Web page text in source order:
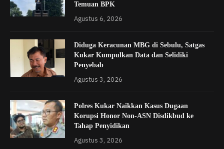
Temuan BPK
Agustus 6, 2026
Diduga Keracunan MBG di Sebulu, Satgas
Kukar Kumpulkan Data dan Selidiki
Penyebab
Agustus 3, 2026
Polres Kukar Naikkan Kasus Dugaan
Korupsi Honor Non-ASN Disdikbud ke
Tahap Penyidikan
Agustus 3, 2026